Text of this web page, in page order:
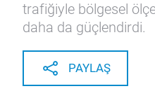
trafiğiyle bölgesel
daha da güçlendirdi.
PAYLAŞ